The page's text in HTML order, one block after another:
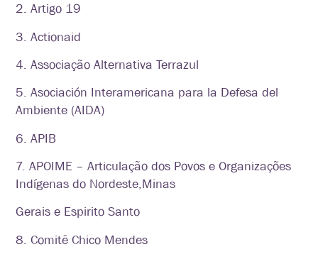
2. Artigo 19
3. Actionaid
4. Associação Alternativa Terrazul
5. Asociación Interamericana para la Defesa del
Ambiente (AIDA)
6. APIB
7. APOIME – Articulação dos Povos e Organizações
Indígenas do Nordeste,Minas
Gerais e Espirito Santo
8. Comitê Chico Mendes